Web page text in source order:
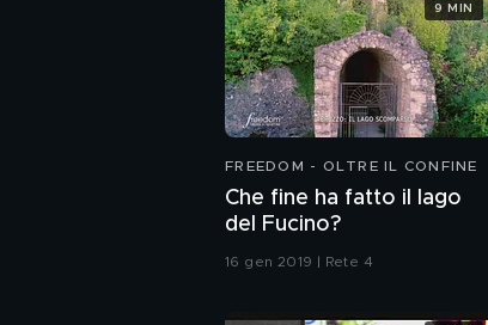
FREEDOM - OLTRE IL CONFINE
Che fine ha fatto il lago
del Fucino?
16 gen 2019 | Rete 4
9 MIN